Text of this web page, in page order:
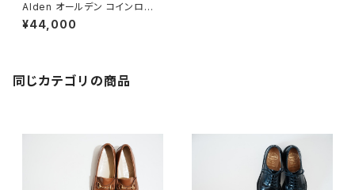
Alden オールデン コインローフ
ァー 7D
¥44,000
同じカテゴリの商品